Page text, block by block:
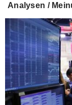
Analysen /